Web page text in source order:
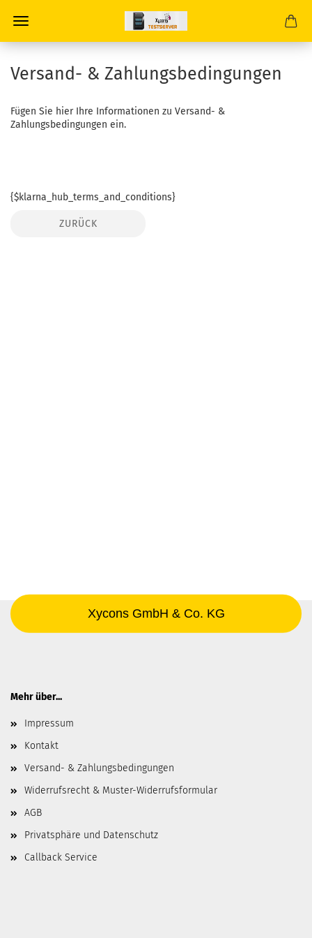
Versand- & Zahlungsbedingungen
Fügen Sie hier Ihre Informationen zu Versand- &
Zahlungsbedingungen ein.
{$klarna_hub_terms_and_conditions}
ZURÜCK
Xycons GmbH & Co. KG
Mehr über...
Impressum
Kontakt
Versand- & Zahlungsbedingungen
Widerrufsrecht & Muster-Widerrufsformular
AGB
Privatsphäre und Datenschutz
Callback Service